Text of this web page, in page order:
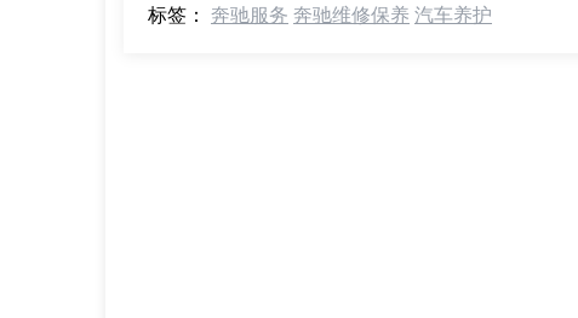
标签： 奔驰服务 奔驰维修保养 汽车养护